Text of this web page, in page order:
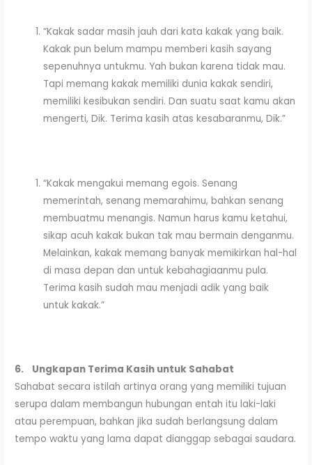
“Kakak sadar masih jauh dari kata kakak yang baik.
Kakak pun belum mampu memberi kasih sayang
sepenuhnya untukmu. Yah bukan karena tidak mau.
Tapi memang kakak memiliki dunia kakak sendiri,
memiliki kesibukan sendiri. Dan suatu saat kamu akan
mengerti, Dik. Terima kasih atas kesabaranmu, Dik.”
“Kakak mengakui memang egois. Senang
memerintah, senang memarahimu, bahkan senang
membuatmu menangis. Namun harus kamu ketahui,
sikap acuh kakak bukan tak mau bermain denganmu.
Melainkan, kakak memang banyak memikirkan hal-hal
di masa depan dan untuk kebahagiaanmu pula.
Terima kasih sudah mau menjadi adik yang baik
untuk kakak.”
6. Ungkapan Terima Kasih untuk Sahabat
Sahabat secara istilah artinya orang yang memiliki tujuan
serupa dalam membangun hubungan entah itu laki-laki
atau perempuan, bahkan jika sudah berlangsung dalam
tempo waktu yang lama dapat dianggap sebagai saudara.